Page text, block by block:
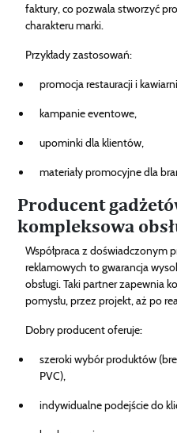
faktury, co pozwala stworzyć
charakteru marki.
Przykłady zastosowań:
promocja restauracji i
kampanie eventowe,
upominki dla klientów,
materiały promocyjne dla
Producent
kompleksowa
Współpraca z doświadczonym
reklamowych to gwarancja
obsługi. Taki partner zapewnia
pomysłu, przez projekt, aż po
Dobry producent oferuje:
szeroki wybór produktów
PVC),
indywidualne podejście do